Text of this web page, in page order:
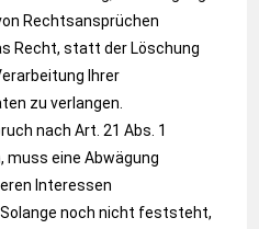
Rechtsansprüchen
Recht, statt der Löschung
Ihrer
zu verlangen.
nach Art. 21 Abs. 1
muss eine Abwägung
Interessen
noch nicht feststeht,